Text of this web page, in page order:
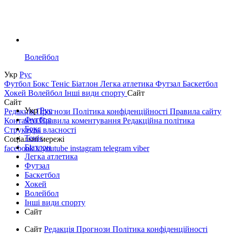
Волейбол
Укр Рус
Футбол Бокс Теніс Біатлон Легка атлетика Футзал Баскетбол
Хокей Волейбол Інші види спорту Сайт
Сайт
РедакціяПрогнози Політика конфіденційності Правила сайту
КонтактиПравила коментування Редакційна політика
Структура власності
Соціальні мережі
facebookxyoutube instagram telegram viber
УкрРус
Футбол
Бокс
Теніс
Біатлон
Легка атлетика
Футзал
Баскетбол
Хокей
Волейбол
Інші види спорту
Сайт
Сайт Редакція Прогнози Політика конфіденційності